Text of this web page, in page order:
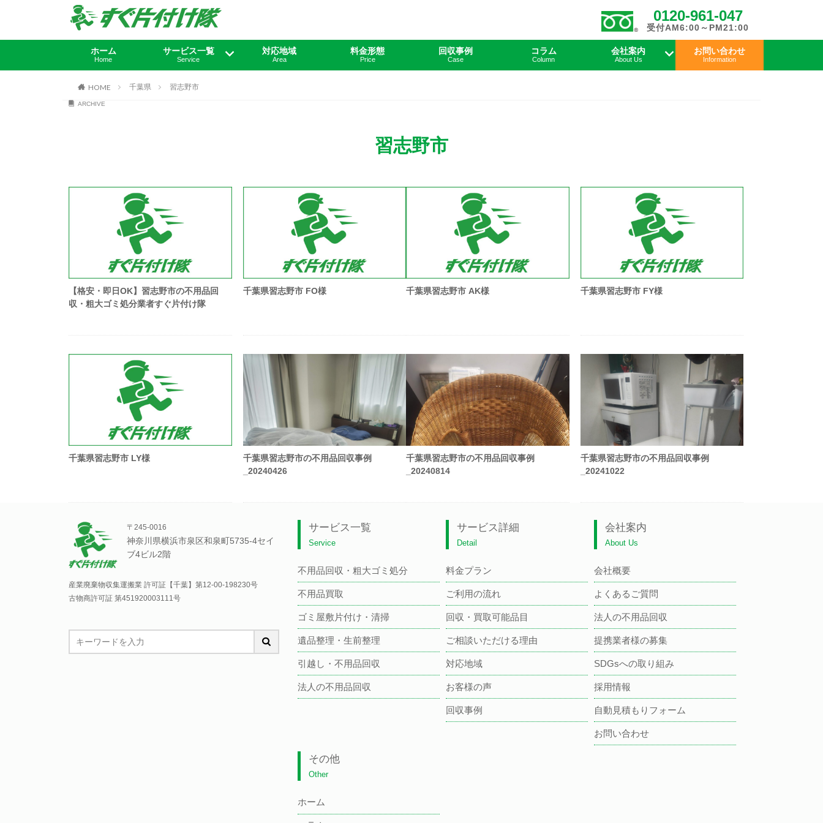
0120-961-047
受付AM6:00～PM21:00
ホーム
Home
サービス一覧
Service
不用品回収・粗大
不用品買取
ゴミ屋敷片付け・
遺品整理・生前整
引越し・不用品回
法人の不用品回収
対応地域
Area
料金形態
Price
回収事例
Case
コラム
Column
会社案内
About Us
お問い合わせ
Information
HOME 千葉県 習志野市
ARCHIVE
習志野市
【格安・即日OK】習志野市の不用品回
収・粗大ゴミ処分業者すぐ片付け隊
千葉県習志野市 FO様 千葉県習志野市 AK様 千葉県習志野市 FY様
千葉県習志野市 LY様
千葉県習志野市の不用品回収事例
_20240426
千葉県習志野市の不用品回収事例
_20240814
千葉県習志野市の不用品回収事例
_20241022
〒245-0016
神奈川県横浜市泉区和泉町5735-4セイ
ブ4ビル2階
産業廃棄物収集運搬業 許可証【千葉】 第12-00-198230号
古物商許可証 第451920003111号
サービス一覧
Service
不用品回収・粗大ゴミ処分
不用品買取
ゴミ屋敷片付け・清掃
遺品整理・生前整理
引越し・不用品回収
法人の不用品回収
サービス詳細
Detail
料金プラン
ご利用の流れ
回収・買取可能品目
ご相談いただける理由
対応地域
お客様の声
回収事例
会社案内
About Us
会社概要
よくあるご質問
法人の不用品回収
提携業者様の募集
SDGsへの取り組み
採用情報
自動見積もりフォーム
お問い合わせ
その他
Other
ホーム